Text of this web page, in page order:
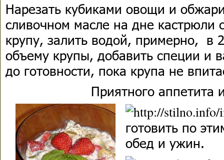
Нарезать кубиками овощи и
сливочном масле на дне кастрюли
крупу, залить водой, примерно, в
объему крупы, добавить специи и
до готовности, пока крупа не
Приятного аппетита
готовить по
обед и ужин.